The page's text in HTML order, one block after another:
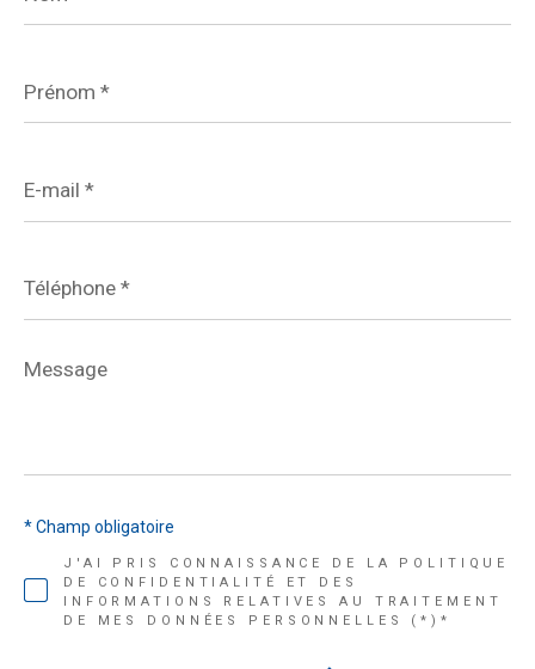
*
mail
*
*
Message
*
J'AI PRIS CONNAISSANCE DE LA POLITIQUE
DE CONFIDENTIALITÉ ET DES
INFORMATIONS RELATIVES AU TRAITEMENT
DE MES DONNÉES PERSONNELLES (*)*
* Champ obligatoire